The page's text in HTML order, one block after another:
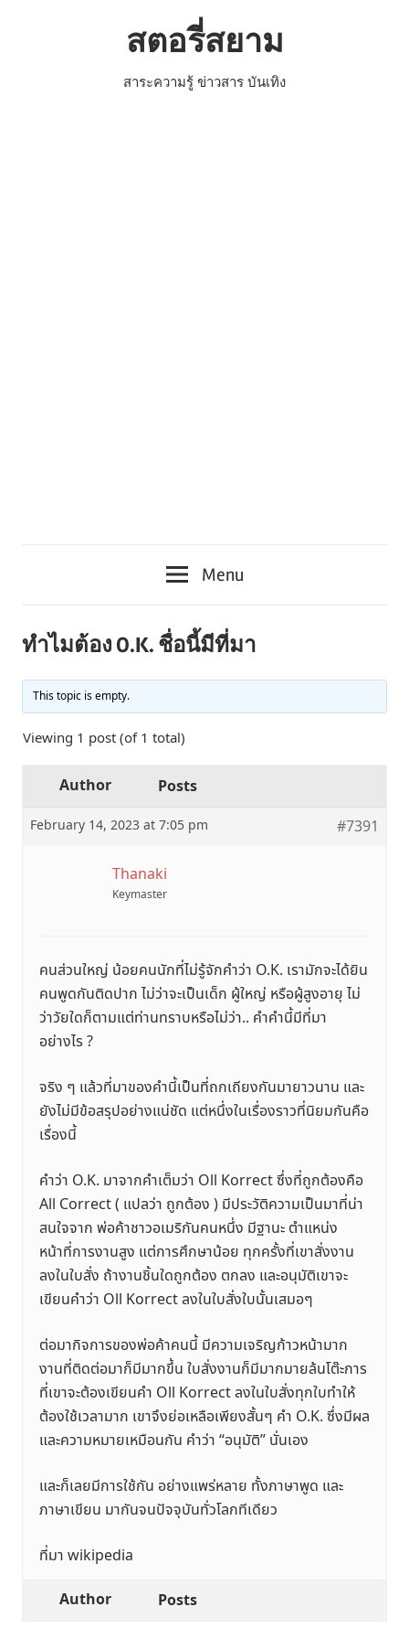
สตอรี่สยาม
สาระความรู้ ข่าวสาร บันเทิง
Menu
ทำไมต้อง O.K. ชื่อนี้มีที่มา
This topic is empty.
Viewing 1 post (of 1 total)
Author Posts
February 14, 2023 at 7:05 pm #7391
Thanaki
Keymaster
คนส่วนใหญ่ น้อยคนนักที่ไม่รู้จักคำว่า O.K. เรามักจะได้ยิน
คนพูดกันติดปาก ไม่ว่าจะเป็นเด็ก ผู้ใหญ่ หรือผู้สูงอายุ ไม่
ว่าวัยใดก็ตามแต่ท่านทราบหรือไม่ว่า.. คำคำนี้มีที่มา
อย่างไร ?
จริง ๆ แล้วที่มาของคำนี้เป็นที่ถกเถียงกันมายาวนาน และ
ยังไม่มีข้อสรุปอย่างแน่ชัด แต่หนึ่งในเรื่องราวที่นิยมกันคือ
เรื่องนี้
คำว่า O.K. มาจากคำเต็มว่า Oll Korrect ซึ่งที่ถูกต้องคือ
All Correct ( แปลว่า ถูกต้อง ) มีประวัติความเป็นมาที่น่า
สนใจจาก พ่อค้าชาวอเมริกันคนหนึ่ง มีฐานะ ตำแหน่ง
หน้าที่การงานสูง แต่การศึกษาน้อย ทุกครั้งที่เขาสั่งงาน
ลงในใบสั่ง ถ้างานชิ้นใดถูกต้อง ตกลง และอนุมัติเขาจะ
เขียนคำว่า Oll Korrect ลงในใบสั่งใบนั้นเสมอๆ
ต่อมากิจการของพ่อค้าคนนี้ มีความเจริญก้าวหน้ามาก
งานที่ติดต่อมาก็มีมากขึ้น ใบสั่งงานก็มีมากมายล้นโต๊ะการ
ที่เขาจะต้องเขียนคำ Oll Korrect ลงในใบสั่งทุกใบทำให้
ต้องใช้เวลามาก เขาจึงย่อเหลือเพียงสั้นๆ คำ O.K. ซึ่งมีผล
และความหมายเหมือนกัน คำว่า “อนุมัติ” นั่นเอง
และก็เลยมีการใช้กัน อย่างแพร่หลาย ทั้งภาษาพูด และ
ภาษาเขียน มากันจนปัจจุบันทั่วโลกทีเดียว
ที่มา wikipedia
Author
Posts